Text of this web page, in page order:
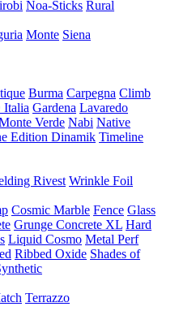
Noa-Sticks Rural
Monte Siena
Burma Carpegna Climb
Italia Gardena Lavaredo
Verde Nabi Native
Edition Dinamik Timeline
Rivest Wrinkle Foil
Cosmic Marble Fence Glass
Grunge Concrete XL Hard
Liquid Cosmo Metal Perf
Ribbed Oxide Shades of
Terrazzo